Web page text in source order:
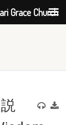
Grace Church